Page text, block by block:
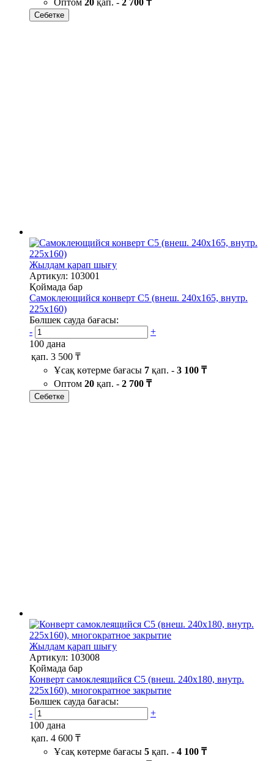
Себетке
Жылдам қарап шығу
Артикул: 103001
Қоймада бар
Самоклеющийся конверт С5 (внеш. 240х165, внутр.
225х160)
Бөлшек сауда бағасы:
-
+
100 дана
қап. 3 500 ₸
Ұсақ көтерме бағасы 7 қап. - 3 100 ₸
Оптом 20 қап. - 2 700 ₸
Себетке
Жылдам қарап шығу
Артикул: 103008
Қоймада бар
Конверт самоклеящийся С5 (внеш. 240х180, внутр.
225х160), многократное закрытие
Бөлшек сауда бағасы:
-
+
100 дана
қап. 4 600 ₸
Ұсақ көтерме бағасы 5 қап. - 4 100 ₸